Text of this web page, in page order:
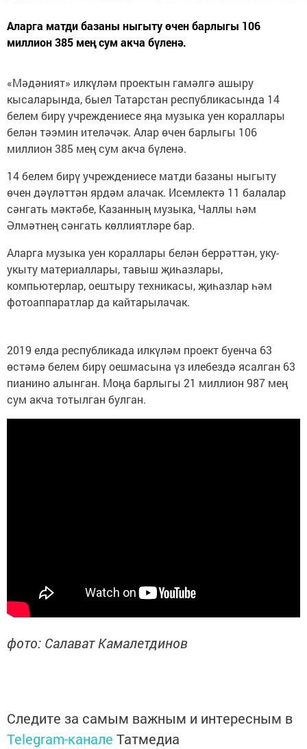
Аларга матди базаны ныгыту өчен барлыгы 106
миллион 385 мең сум акча бүленә.
«Мәдәният» илкүләм проектын гамәлгә ашыру
кысаларында, быел Татарстан республикасында 14
белем бирү учреждениесе яңа музыка уен кораллары
белән тәэмин ителәчәк. Алар өчен барлыгы 106
миллион 385 мең сум акча бүленә.
14 белем бирү учреждениесе матди базаны ныгыту
өчен дәүләттән ярдәм алачак. Исемлектә 11 балалар
сәнгать мәктәбе, Казанның музыка, Чаллы һәм
Әлмәтнең сәнгать көллиятләре бар.
Аларга музыка уен кораллары белән беррәттән, уку-
укыту материаллары, тавыш җиһазлары,
компьютерлар, оештыру техникасы, җиһазлар һәм
фотоаппаратлар да кайтарылачак.
2019 елда республикада илкүләм проект буенча 63
өстәмә белем бирү оешмасына үз илебездә ясалган 63
пианино алынган. Моңа барлыгы 21 миллион 987 мең
сум акча тотылган булган.
фото: Салават Камалетдинов
Следите за самым важным и интересным в
Telegram-канале Татмедиа